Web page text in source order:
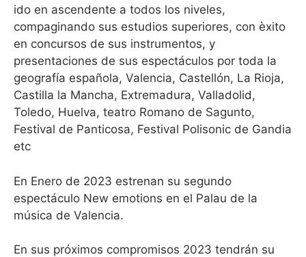
ido en ascendente a todos los niveles,
compaginando sus estudios superiores, con èxito
en concursos de sus instrumentos, y
presentaciones de sus espectáculos por toda la
geografía española, Valencia, Castellón, La Rioja,
Castilla la Mancha, Extremadura, Valladolid,
Toledo, Huelva, teatro Romano de Sagunto,
Festival de Panticosa, Festival Polisonic de Gandia
etc
En Enero de 2023 estrenan su segundo
espectáculo New emotions en el Palau de la
música de Valencia.
En sus próximos compromisos 2023 tendrán su